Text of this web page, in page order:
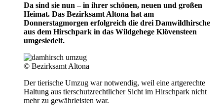
Da sind sie nun – in ihrer schönen, neuen und großen
Heimat. Das Bezirksamt Altona hat am
Donnerstagmorgen erfolgreich die drei Damwildhirsche
aus dem Hirschpark in das Wildgehege Klövensteen
umgesiedelt.
© Bezirksamt Altona
Der tierische Umzug war notwendig, weil eine artgerechte
Haltung aus tierschutzrechtlicher Sicht im Hirschpark nicht
mehr zu gewährleisten war.